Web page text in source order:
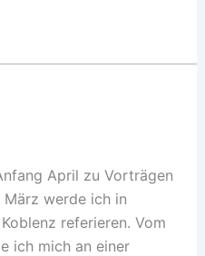
April zu Vorträgen
werde ich in
referieren. Vom
ich mich an einer